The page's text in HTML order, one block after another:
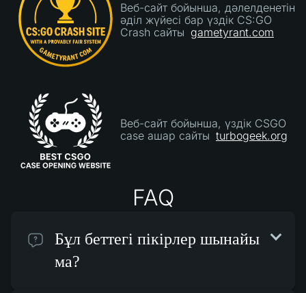
Веб-сайт бойынша, дәлелденетін
әділ жүйесі бар үздік CS:GO
Crash сайты gametyrant.com
Веб-сайт бойынша, үздік CSGO
case ашар сайты turbogeek.org
FAQ
Бұл беттегі пікірлер шынайы
ма?